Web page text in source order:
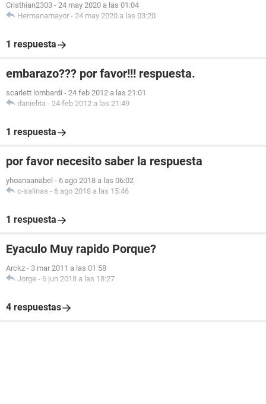
Cristhian2303 - 24 may 2020 a las 01:04
Hermanamayor - 24 may 2020 a las 03:20
1 respuesta
embarazo??? por favor!!! respuesta.
scarlett lombardi - 24 feb 2012 a las 21:01
danielita - 24 feb 2012 a las 21:49
1 respuesta
por favor necesito saber la respuesta
yhoanaanabel - 6 ago 2018 a las 06:02
c-salinas - 6 ago 2018 a las 15:46
1 respuesta
Eyaculo Muy rapido Porque?
Arckz - 3 mar 2011 a las 01:58
Jorge - 6 jun 2018 a las 18:27
4 respuestas